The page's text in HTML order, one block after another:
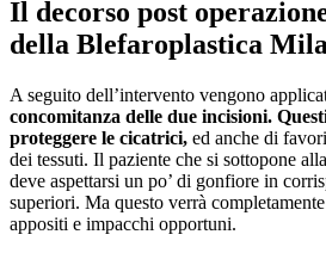
Il decorso post
della Blefaroplastica
A seguito dell’intervento vengono
concomitanza delle due incisioni.
proteggere le cicatrici, ed anche di
dei tessuti. Il paziente che si sottopone
deve aspettarsi un po’ di gonfiore in
superiori. Ma questo verrà
appositi e impacchi opportuni.